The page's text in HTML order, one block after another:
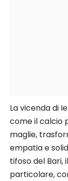
La vicenda di
come il calcio
maglie,
empatia e
tifoso del Bari,
particolare,